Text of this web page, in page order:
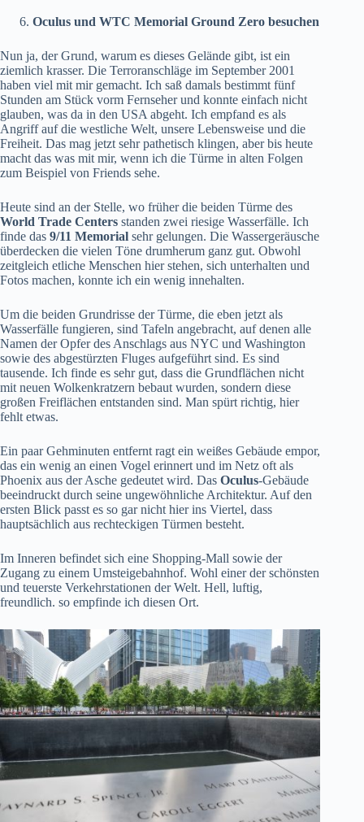
Oculus und WTC Memorial Ground Zero besuchen
Nun ja, der Grund, warum es dieses Gelände gibt, ist ein
ziemlich krasser. Die Terroranschläge im September 2001
haben viel mit mir gemacht. Ich saß damals bestimmt fünf
Stunden am Stück vorm Fernseher und konnte einfach nicht
glauben, was da in den USA abgeht. Ich empfand es als
Angriff auf die westliche Welt, unsere Lebensweise und die
Freiheit. Das mag jetzt sehr pathetisch klingen, aber bis heute
macht das was mit mir, wenn ich die Türme in alten Folgen
zum Beispiel von Friends sehe.
Heute sind an der Stelle, wo früher die beiden Türme des
World Trade Centers standen zwei riesige Wasserfälle. Ich
finde das 9/11 Memorial sehr gelungen. Die Wassergeräusche
überdecken die vielen Töne drumherum ganz gut. Obwohl
zeitgleich etliche Menschen hier stehen, sich unterhalten und
Fotos machen, konnte ich ein wenig innehalten.
Um die beiden Grundrisse der Türme, die eben jetzt als
Wasserfälle fungieren, sind Tafeln angebracht, auf denen alle
Namen der Opfer des Anschlags aus NYC und Washington
sowie des abgestürzten Fluges aufgeführt sind. Es sind
tausende. Ich finde es sehr gut, dass die Grundflächen nicht
mit neuen Wolkenkratzern bebaut wurden, sondern diese
großen Freiflächen entstanden sind. Man spürt richtig, hier
fehlt etwas.
Ein paar Gehminuten entfernt ragt ein weißes Gebäude empor,
das ein wenig an einen Vogel erinnert und im Netz oft als
Phoenix aus der Asche gedeutet wird. Das Oculus-Gebäude
beeindruckt durch seine ungewöhnliche Architektur. Auf den
ersten Blick passt es so gar nicht hier ins Viertel, dass
hauptsächlich aus rechteckigen Türmen besteht.
Im Inneren befindet sich eine Shopping-Mall sowie der
Zugang zu einem Umsteigebahnhof. Wohl einer der schönsten
und teuerste Verkehrstationen der Welt. Hell, luftig,
freundlich. so empfinde ich diesen Ort.